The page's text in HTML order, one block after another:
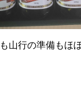
山行の準備もほ